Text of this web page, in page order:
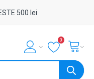
500 lei
0